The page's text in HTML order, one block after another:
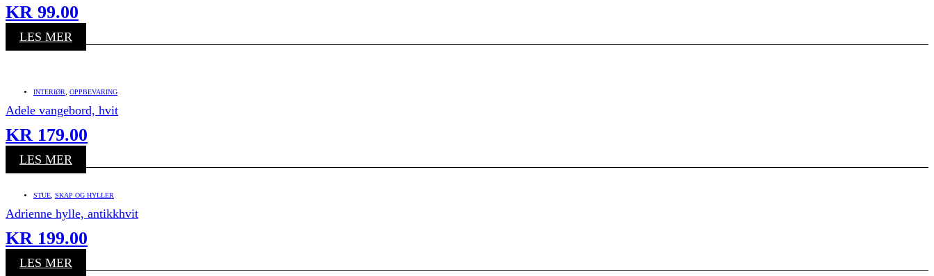
KR 99.00
LES MER
INTERIØR OPPBEVARING
Adele vangebord, hvit
KR 179.00
LES MER
STUE SKAP OG HYLLER
Adrienne hylle, antikkhvit
KR 199.00
LES MER